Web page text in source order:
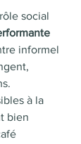
social
informel
à la
bien